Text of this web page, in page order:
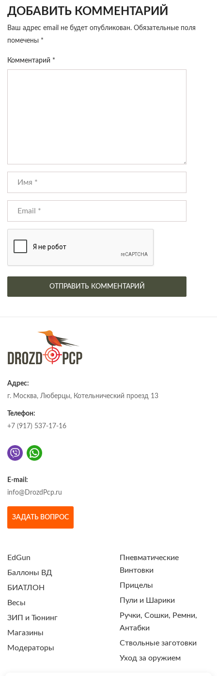
ДОБАВИТЬ КОММЕНТАРИЙ
Ваш адрес email не будет опубликован. Обязательные поля
помечены *
Комментарий *
Адрес:
г. Москва, Люберцы, Котельнический проезд 13
Телефон:
+7 (917) 537-17-16
E-mail:
info@DrozdPcp.ru
ЗАДАТЬ ВОПРОС
EdGun
Баллоны ВД
БИАТЛОН
Весы
ЗИП и Тюнинг
Магазины
Модераторы
Пневматические
Винтовки
Прицелы
Пули и Шарики
Ручки, Сошки, Ремни,
Антабки
Ствольные заготовки
Уход за оружием